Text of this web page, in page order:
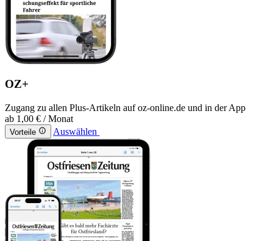
OZ+
Zugang zu allen Plus-Artikeln auf oz-online.de und in der App
ab 1,00 € / Monat
Vorteile Auswählen